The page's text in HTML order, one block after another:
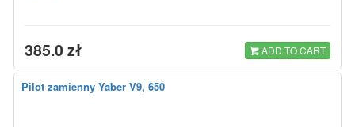
385.0 zł ADD TO CART
Pilot zamienny Yaber V9, 650